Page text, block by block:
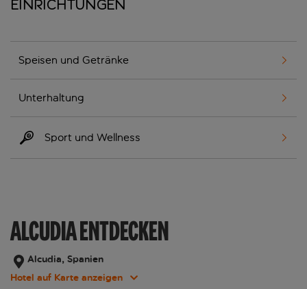
Einrichtungen
Speisen und Getränke
Unterhaltung
Sport und Wellness
ALCUDIA ENTDECKEN
Alcudia, Spanien
Hotel auf Karte anzeigen